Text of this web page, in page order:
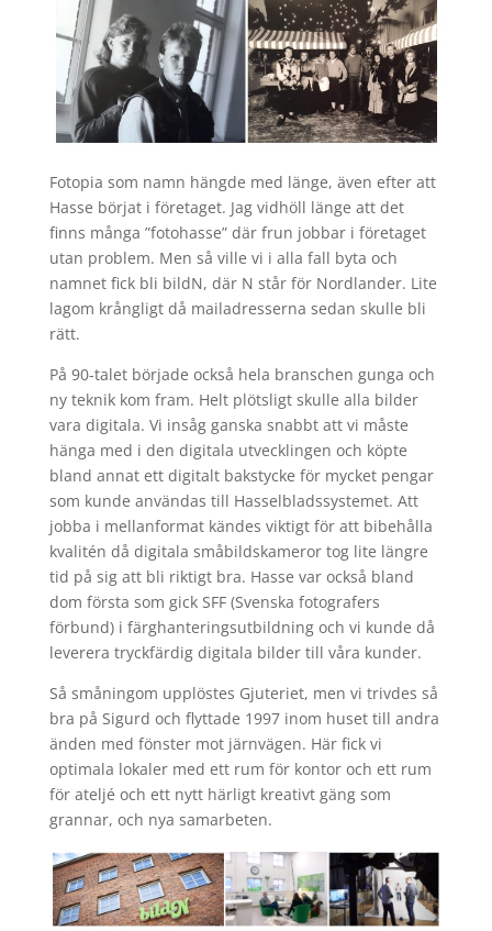
Fotopia som namn hängde med länge, även efter att
Hasse börjat i företaget. Jag vidhöll länge att det
finns många ”fotohasse” där frun jobbar i företaget
utan problem. Men så ville vi i alla fall byta och
namnet fick bli bildN, där N står för Nordlander. Lite
lagom krångligt då mailadresserna sedan skulle bli
rätt.
På 90-talet började också hela branschen gunga och
ny teknik kom fram. Helt plötsligt skulle alla bilder
vara digitala. Vi insåg ganska snabbt att vi måste
hänga med i den digitala utvecklingen och köpte
bland annat ett digitalt bakstycke för mycket pengar
som kunde användas till Hasselbladssystemet. Att
jobba i mellanformat kändes viktigt för att bibehålla
kvalitén då digitala småbildskameror tog lite längre
tid på sig att bli riktigt bra. Hasse var också bland
dom första som gick SFF (Svenska fotografers
förbund) i färghanteringsutbildning och vi kunde då
leverera tryckfärdig digitala bilder till våra kunder.
Så småningom upplöstes Gjuteriet, men vi trivdes så
bra på Sigurd och flyttade 1997 inom huset till andra
änden med fönster mot järnvägen. Här fick vi
optimala lokaler med ett rum för kontor och ett rum
för ateljé och ett nytt härligt kreativt gäng som
grannar, och nya samarbeten.